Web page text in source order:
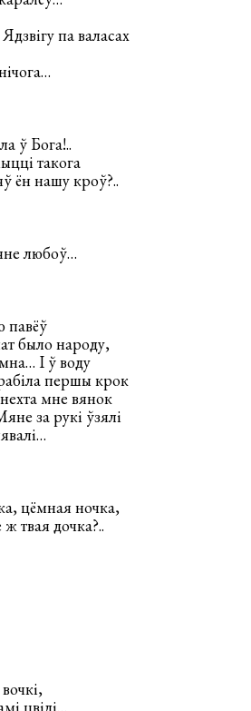
па валасах
ў Бога!..
такога
ён нашу кроў?..
любоў…
павёў
было народу,
І ў воду
першы крок
мне вянок
за рукі ўзялі
цёмная ночка,
твая дочка?..
цвілі…